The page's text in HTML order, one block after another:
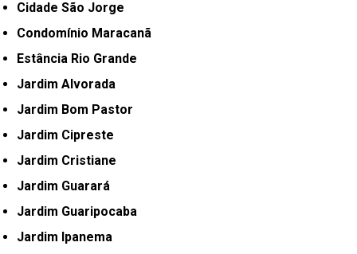
Cidade São Jorge
Condomínio Maracanã
Estância Rio Grande
Jardim Alvorada
Jardim Bom Pastor
Jardim Cipreste
Jardim Cristiane
Jardim Guarará
Jardim Guaripocaba
Jardim Ipanema